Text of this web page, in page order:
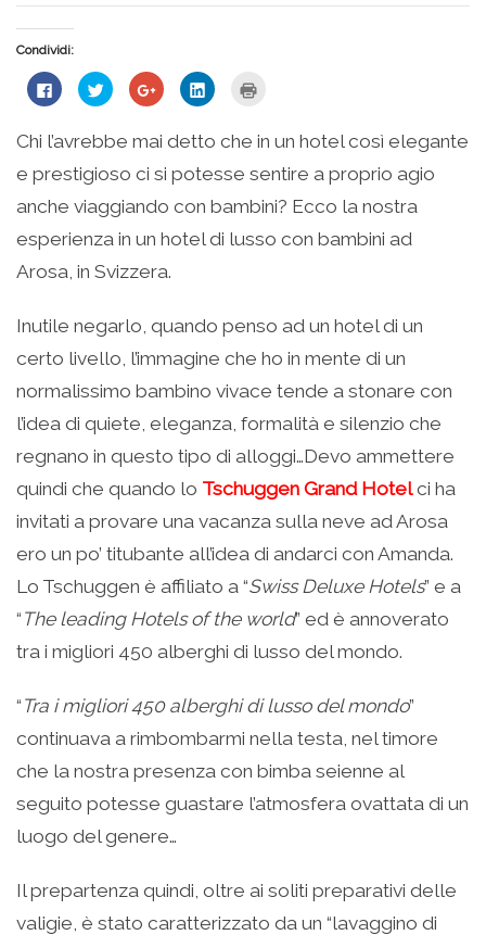
Condividi:
Fai
clic
su
Facebook
apre
una
nuova
finestra)
Fai
clic
condividere
su
Twitter
(Si
in
una
nuova
finestra)
Fai
clic
condividere
su
Google+
(Si
apre
in
una
nuova
finestra)
Fai
clic
condividere
su
(Si
in
una
nuova
finestra)
stampare
(Si
apre
in
nuova
finestra)
Chi l’avrebbe mai detto che in un hotel così elegante
e prestigioso ci si potesse sentire a proprio agio
anche viaggiando con bambini? Ecco la nostra
esperienza in un hotel di lusso con bambini ad
Arosa, in Svizzera.
Inutile negarlo, quando penso ad un hotel di un
certo livello, l’immagine che ho in mente di un
normalissimo bambino vivace tende a stonare con
l’idea di quiete, eleganza, formalità e silenzio che
regnano in questo tipo di alloggi…Devo ammettere
quindi che quando lo Tschuggen Grand Hotelci ha
invitati a provare una vacanza sulla neve ad Arosa
ero un po’ titubante all’idea di andarci con Amanda.
Lo Tschuggen è affiliato a “Swiss Deluxe Hotels” e a
“ The leading Hotels of the world” ed è annoverato
tra i migliori 450 alberghi di lusso del mondo.
“ Tra i migliori 450 alberghi di lusso del mondo”
continuava a rimbombarmi nella testa, nel timore
che la nostra presenza con bimba seienne al
seguito potesse guastare l’atmosfera ovattata di un
luogo del genere…
Il prepartenza quindi, oltre ai soliti preparativi delle
valigie, è stato caratterizzato da un “lavaggino di